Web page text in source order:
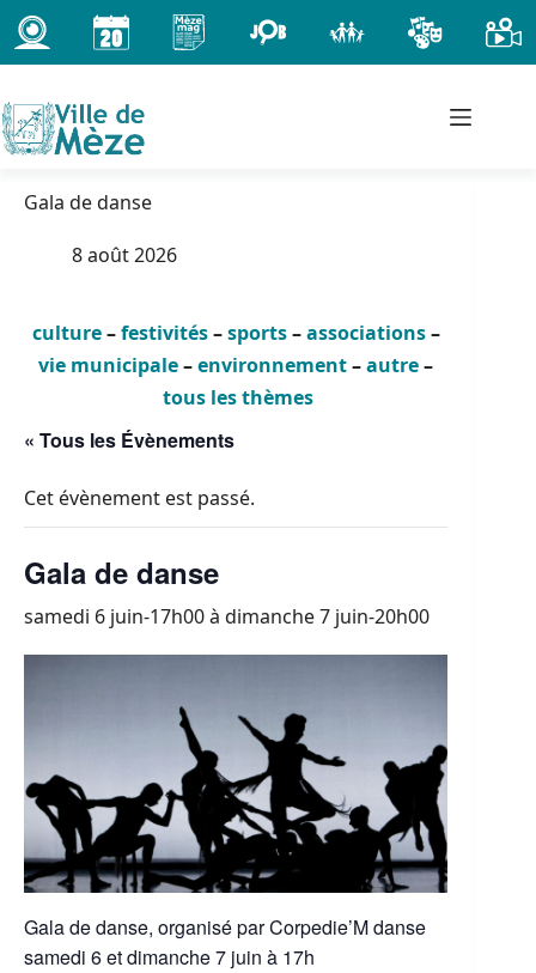
Passer
au
contenu
Gala de danse
8 août 2026
culture–festivités–sports–associations–
vie municipale–environnement–autre–
tous les thèmes
« Tous les Évènements
Cet évènement est passé.
Gala de danse
samedi 6 juin-17h00à dimanche 7 juin-20h00
Gala de danse, organisé par Corpedie’M danse
samedi 6 et dimanche 7 juin à 17h